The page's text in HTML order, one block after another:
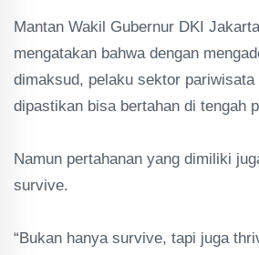
Mantan Wakil Gubernur DKI
mengatakan bahwa dengan
dimaksud, pelaku sektor
dipastikan bisa bertahan di tengah
Namun pertahanan yang dimiliki
survive.
“Bukan hanya survive, tapi juga